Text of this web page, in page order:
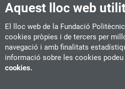
Aquest lloc web
El lloc web de la Fundació
cookies pròpies i de tercers per
navegació i amb finalitats
informació sobre les cookies
cookies.